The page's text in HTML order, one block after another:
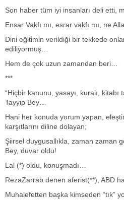
Son haber tüm iyi insanları deli etti,
Ensar Vakfı mı, esrar vakfı mı, ne
Dini eğitimin verildiği bir tekkede
ediliyormuş…
Hem de çok uzun zamandan beri…
***
“Hiçbir kanunu, yasayı, kuralı, kitabı
Tayyip Bey…
Hani her konuda yorum yapan,
karşıtlarını diline dolayan;
Şiirsel duygusallıkla, zaman zaman
Bey, duvar oldu!
Lal (*) oldu, konuşmadı…
RezaZarrab denen aferist(**), ABD
Muhalefetten başka kimseden “tık”